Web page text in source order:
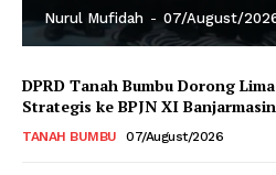
Nurul Mufidah - 07/August/
DPRD Tanah Bumbu Dorong
Strategis ke BPJN XI Banjarmasin
TANAH BUMBU 07/August/2026